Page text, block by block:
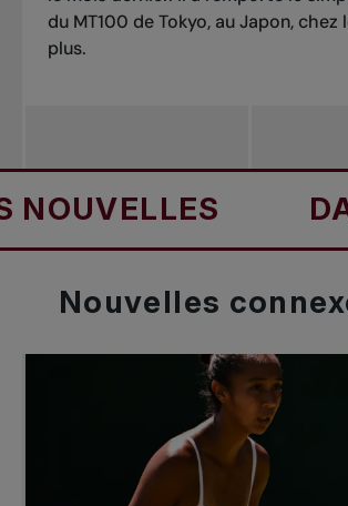
du MT100 de Tokyo, au Japon, chez
plus.
Nouvelles